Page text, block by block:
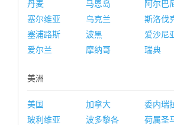
丹麦
马恩岛
阿尔巴
塞尔维亚
乌克兰
斯洛伐
塞浦路斯
波黑
爱沙尼
爱尔兰
摩纳哥 瑞典
美洲
美国 加拿大
委内瑞
玻利维亚
波多黎各
荷属圣